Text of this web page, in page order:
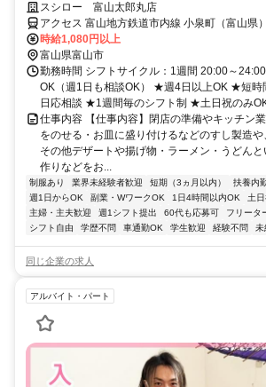
ツ働ける
スシロー 富山太郎丸店
アクセス 富山地方鉄道市内線 小泉町（富山県
方鉄道市内線 堀川小泉徒歩約11分、富山地方
約13分
時給1,080円以上
富山県富山市
勤務時間 シフトサイクル：1週間 20:00～
OK（週1日も相談OK） ★週4日以上OK ★短時
日応相談 ★1週間毎のシフト制 ★土日祝のみ
仕事内容 【仕事内容】閉店の準備やキッチン
をのせる・お皿に盛り付けるなどのすし製造や
その他デザートや揚げ物・ラーメン・うどん
作りなどをお...
制服あり 業界未経験者歓迎 短期（3ヵ月以内） 扶養内
週1日からOK
副業・WワークOK 1日4時間以内OK
土
主婦・主夫歓迎
週1シフト提出 60代も応募可 フリータ
シフト自由
学歴不問 車通勤OK 学生歓迎 経験不問 未
同じ企業の求人
アルバイト・パート